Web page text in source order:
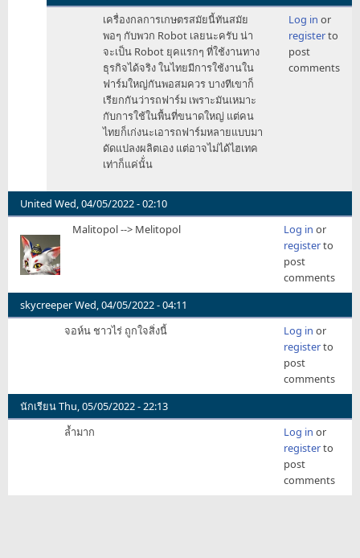
ไทย
TeamKiller
In
เครื่องกลการเกษตรสมัยนี้ทันสมัย
พอๆ กับพวก Robot เลยนะครับ น่า
จะเป็น Robot ยุคแรกๆ ที่ใช้งานทาง
ธุรกิจได้จริง ในไทยมีการใช้งานใน
ฟาร์มใหญ่กันพอสมควร บางทีเขาก็
เรียกกันว่ารถฟาร์ม เพราะมันเหมาะ
กับการใช้ในพื้นที่ขนาดใหญ่ แต่คน
ไทยก็เก่งนะเอารถฟาร์มหลายแบบมา
ดัดแปลงผลิตเอง แต่อาจไม่ได้ไฮเทค
เท่าก็แค่นั้่น
Log in or
registerto
post
comments
United Wed, 04/05/2022 - 02:10
Malitopol --> Melitopol
Log in or
registerto
post
comments
skycreeperWed, 04/05/2022 - 04:11
จอห์น ชาวไร่ ถูกใจสิ่งนี้
Log in or
registerto
post
comments
นักเรียนThu, 05/05/2022 - 22:13
ล้ำมาก
Log in or
registerto
post
comments